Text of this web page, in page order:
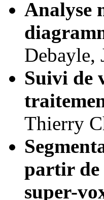
Analyse
Debayle,
Suivi de
Thierry
partir de
super-